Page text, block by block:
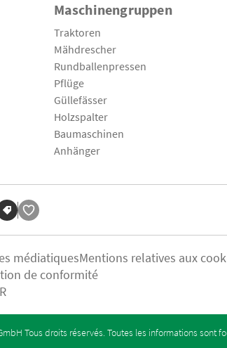
Maschinengruppen
Traktoren
Mähdrescher
Rundballenpressen
Pflüge
Güllefässer
Holzspalter
Baumaschinen
Anhänger
médiatiquesMentions relatives aux
de conformité
Tous droits réservés. Toutes les informations sont